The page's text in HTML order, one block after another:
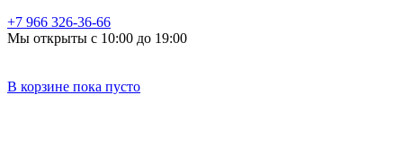
+7 966 326-36-66
Мы открыты с 10:00 до 19:00
В корзине пока пусто